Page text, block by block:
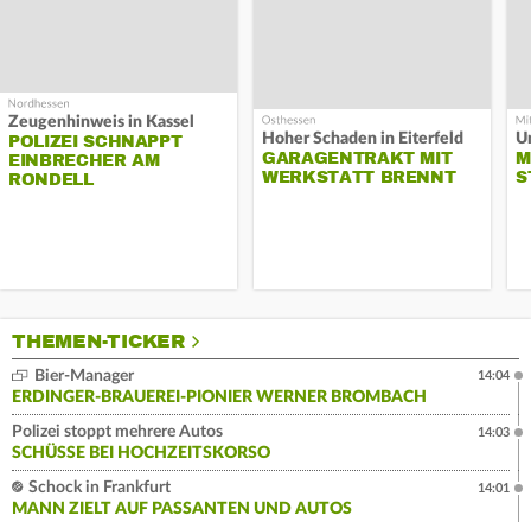
Zeugenhinweis in Kassel
POLIZEI SCHNAPPT
EINBRECHER AM
RONDELL
Hoher Schaden in Eiterfeld
GARAGENTRAKT MIT
WERKSTATT BRENNT
THEMEN-TICKER
Bier-Manager
ERDINGER-BRAUEREI-PIONIER WERNER BROMBACH
14:04
Polizei stoppt mehrere Autos
SCHÜSSE BEI HOCHZEITSKORSO
14:03
Schock in Frankfurt
MANN ZIELT AUF PASSANTEN UND AUTOS
14:01